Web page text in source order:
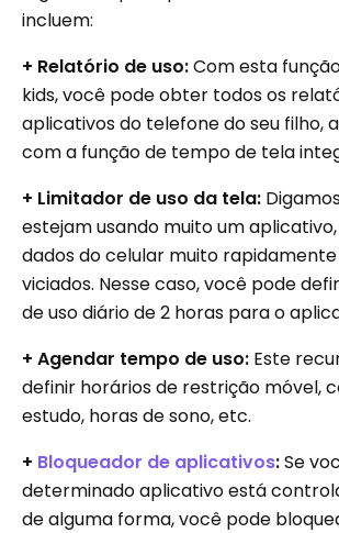
incluem:
+ Relatório de uso:Com esta
kids, você pode obter todos os
aplicativos do telefone do seu filho,
com a função de tempo de tela
+ Limitador de uso da tela:
estejam usando muito um
dados do celular muito
viciados. Nesse caso, você pode
de uso diário de 2 horas para o
+ Agendar tempo de uso: Este
definir horários de restrição móvel,
estudo, horas de sono, etc.
+ Bloqueador de aplicativos:Se
determinado aplicativo está
de alguma forma, você pode